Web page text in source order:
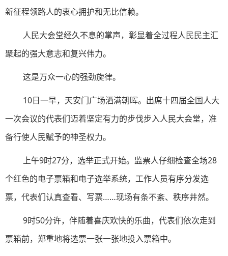
新征程领路人的衷心拥护和无比信赖。
人民大会堂经久不息的掌声，彰显着全过程人民民主汇
聚起的强大意志和复兴伟力。
这是万众一心的强劲旋律。
10日一早，天安门广场洒满朝晖。出席十四届全国人大
一次会议的代表们迈着坚定有力的步伐步入人民大会堂，准
备行使人民赋予的神圣权力。
上午9时27分，选举正式开始。监票人仔细检查全场28
个红色的电子票箱和电子选举系统，工作人员有序分发选
票，代表们认真查看、写票……现场有条不紊、秩序井然。
9时50分许，伴随着喜庆欢快的乐曲，代表们依次走到
票箱前，郑重地将选票一张一张地投入票箱中。